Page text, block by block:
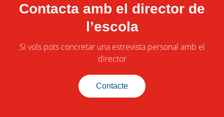
Contacta amb el director de
l’escola
Si vols pots concretar una estrevista personal amb el
director
Contacte